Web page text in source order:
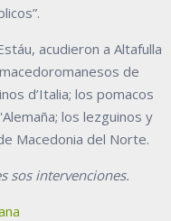
acudieron a Altafulla
de
d’Italia; los pomacos
los lezguinos y
Macedonia del Norte.
sos intervenciones.